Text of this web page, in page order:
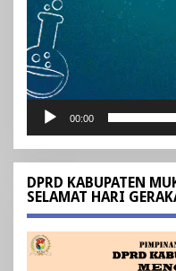
00:00
DPRD KABUPATEN
SELAMAT HARI